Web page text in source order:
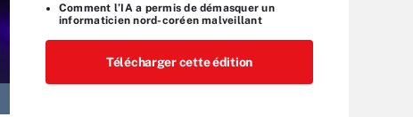
Comment l’IA a permis de démasquer un
informaticien nord-coréen malveillant
Télécharger cette édition